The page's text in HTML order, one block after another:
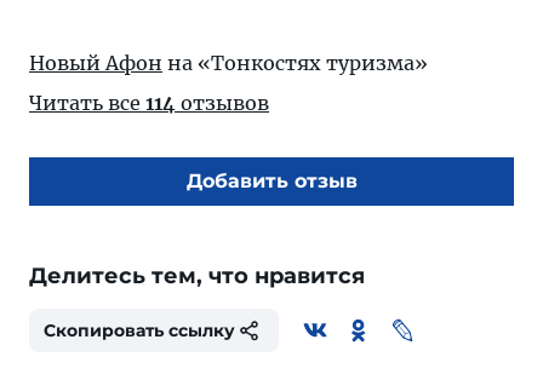
Новый Афон на «Тонкостях туризма»
Читать все 114 отзывов
Добавить отзыв
Делитесь тем, что нравится
Скопировать ссылку